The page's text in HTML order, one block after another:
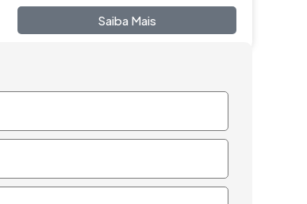
Saiba Mais